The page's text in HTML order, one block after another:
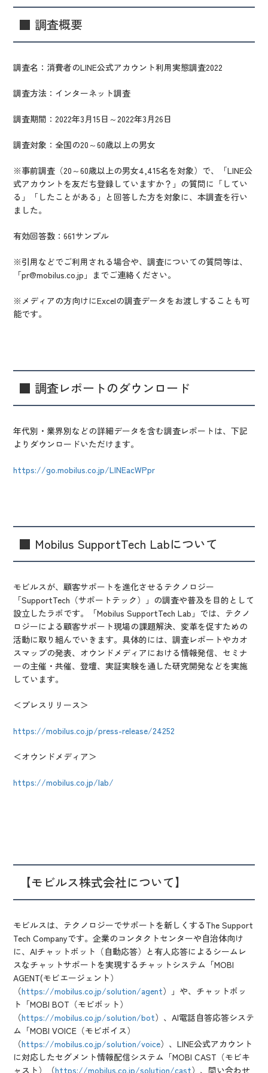
■ 調査概要
調査名：消費者のLINE公式アカウント利用実態調査2022
調査方法：インターネット調査
調査期間：2022年3月15日～2022年3月26日
調査対象：全国の20～60歳以上の男女
※事前調査（20～60歳以上の男女4,415名を対象）で、「LINE公
式アカウントを友だち登録していますか？」の質問に「してい
る」「したことがある」と回答した方を対象に、本調査を行い
ました。
有効回答数：661サンプル
※引用などでご利用される場合や、調査についての質問等は、
「pr@mobilus.co.jp」までご連絡ください。
※メディアの方向けにExcelの調査データをお渡しすることも可
能です。
■ 調査レポートのダウンロード
年代別・業界別などの詳細データを含む調査レポートは、下記
よりダウンロードいただけます。
https://go.mobilus.co.jp/LINEacWPpr
■ Mobilus SupportTech Labについて
モビルスが、顧客サポートを進化させるテクノロジー
「SupportTech（サポートテック）」の調査や普及を目的として
設立したラボです。「Mobilus SupportTech Lab」では、テクノ
ロジーによる顧客サポート現場の課題解決、変革を促すための
活動に取り組んでいきます。具体的には、調査レポートやカオ
スマップの発表、オウンドメディアにおける情報発信、セミナ
ーの主催・共催、登壇、実証実験を通した研究開発などを実施
しています。
＜プレスリリース＞
https://mobilus.co.jp/press-release/24252
＜オウンドメディア＞
https://mobilus.co.jp/lab/
【モビルス株式会社について】
モビルスは、テクノロジーでサポートを新しくするThe Support
Tech Companyです。企業のコンタクトセンターや自治体向け
に、AIチャットボット（自動応答）と有人応答によるシームレ
スなチャットサポートを実現するチャットシステム「MOBI
AGENT(モビエージェント）
（https://mobilus.co.jp/solution/agent）」や、チャットボッ
ト「MOBI BOT（モビボット）
（https://mobilus.co.jp/solution/bot）、AI電話自答応答システ
ム「MOBI VOICE（モビボイス）
（https://mobilus.co.jp/solution/voice）、LINE公式アカウント
に対応したセグメント情報配信システム「MOBI CAST（モビキ
ャスト）（https://mobilus.co.jp/solution/cast）、問い合わせ